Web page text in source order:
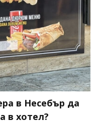
в Несебър да
в хотел?